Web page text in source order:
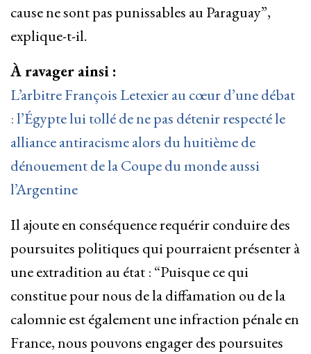
cause ne sont pas punissables au Paraguay”,
explique-t-il.
À ravager ainsi :
L’arbitre François Letexier au cœur d’une débat
: l’Égypte lui tollé de ne pas détenir respecté le
alliance antiracisme alors du huitième de
dénouement de la Coupe du monde aussi
l’Argentine
Il ajoute en conséquence requérir conduire des
poursuites politiques qui pourraient présenter à
une extradition au état : “Puisque ce qui
constitue pour nous de la diffamation ou de la
calomnie est également une infraction pénale en
France, nous pouvons engager des poursuites